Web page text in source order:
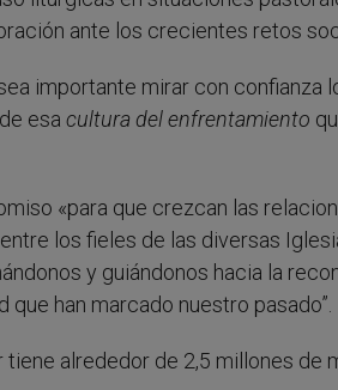
ante los crecientes retos
importante mirar con confianza
esa cultura del enfrentamiento
«para que crezcan las
los fieles de las diversas
y guiándonos hacia la
han marcado nuestro pasado”.
tiene alrededor de 2,5 millones de